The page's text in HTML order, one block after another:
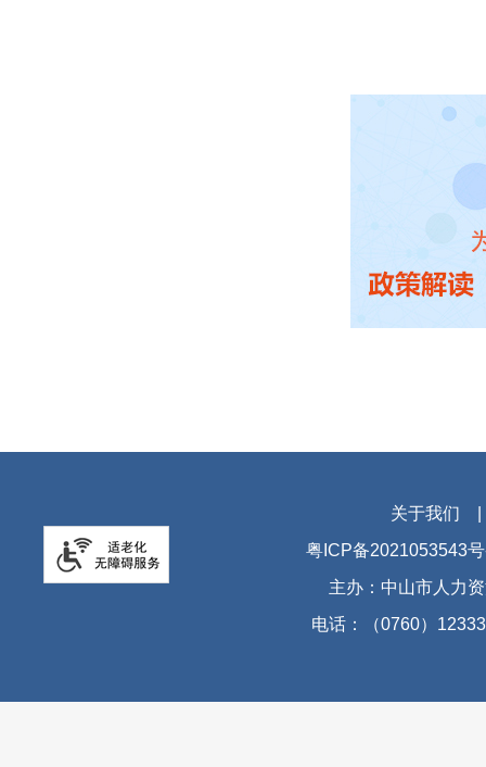
关于我们
粤ICP备2021053543
主办：中山市人力
电话：（0760）12333